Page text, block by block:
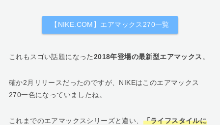
【NIKE.COM】エアマックス270一覧
これもスゴい話題になった2018年登場の最新型エアマックス 。
確か2月リリースだったのですが、NIKEはこのエアマックス
270一色になっていましたね。
これまでのエアマックスシリーズと違い、 「ライフスタイルに